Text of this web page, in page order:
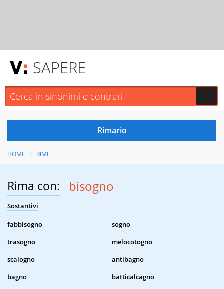
SAPERE
HOME RIME
Rima con: bisogno
Sostantivi
fabbisogno
sogno
trasogno
melocotogno
scalogno
antibagno
bagno
batticalcagno